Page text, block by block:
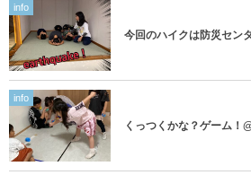
info
今回のハイクは防災セン
info
くっつくかな？ゲーム！